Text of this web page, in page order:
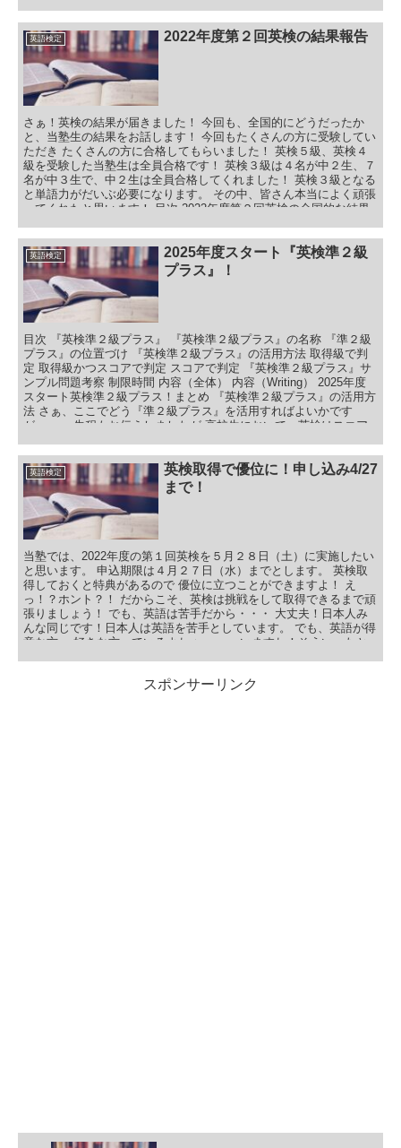
検 2026年度英検日程！まとめ 最後に英検６級、７級について
英語検定 2022年度第２回英検の結果報告
さぁ！英検の結果が届きました！ 今回も、全国的にどうだったか
と、当塾生の結果をお話します！ 今回もたくさんの方に受験してい
ただき たくさんの方に合格してもらいました！ 英検５級、英検４
級を受験した当塾生は全員合格です！ 英検３級は４名が中２生、７
名が中３生で、中２生は全員合格してくれました！ 英検３級となる
と単語力がだいぶ必要になります。 その中、皆さん本当によく頑張
ってくれたと思います！ 目次 2022年度第２回英検の全国的な結果
準２級の結果 英検２級の結果 2022年度第２回英検の結果報告まと
め 第３回の英検
英語検定
2025年度スタート『英検準２級
プラス』！
目次 『英検準２級プラス』 『英検準２級プラス』の名称 『準２級
プラス』の位置づけ 『英検準２級プラス』の活用方法 取得級で判
定 取得級かつスコアで判定 スコアで判定 『英検準２級プラス』サ
ンプル問題考察 制限時間 内容（全体） 内容（Writing） 2025年度
スタート英検準２級プラス！まとめ 『英検準２級プラス』の活用方
法 さぁ、ここでどう『準２級プラス』を活用すればよいかです
が・・・ 先程もお伝えしましたが 高校生において、英検はスコア
場合 取得級かつスコアで判定される場合 スコアで判定される場合
というパターンがあります。 志望校がどのパターンなのかちゃんと
調べておいてくださいね！ 具体的にもう少し！
英語検定
英検取得で優位に！申し込み4/27
まで！
当塾では、2022年度の第１回英検を５月２８日（土）に実施したい
と思います。 申込期限は４月２７日（水）までとします。 英検取
得しておくと特典があるので 優位に立つことができますよ！ え
っ！？ホント？！ だからこそ、英検は挑戦をして取得できるまで頑
張りましょう！ でも、英語は苦手だから・・・ 大丈夫！日本人み
んな同じです！日本人は英語を苦手としています。 でも、英語が得
意な方、 好きな方っているよねぇ・・・ いますね！そういったと
スポンサーリンク